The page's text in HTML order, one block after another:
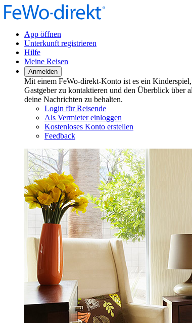
App öffnen
Unterkunft registrieren
Hilfe
Meine Reisen
Anmelden
Mit einem FeWo-direkt-Konto ist es ein Kinderspiel,
Gastgeber zu kontaktieren und den Überblick über
deine Nachrichten zu behalten.
Login für Reisende
Als Vermieter einloggen
Kostenloses Konto erstellen
Feedback